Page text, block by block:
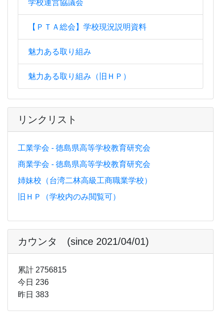
学校運営協議会
【ＰＴＡ総会】学校現況説明資料
魅力ある取り組み
魅力ある取り組み（旧ＨＰ）
リンクリスト
工業学会 - 徳島県高等学校教育研究会
商業学会 - 徳島県高等学校教育研究会
姉妹校（台湾二林高級工商職業学校）
旧ＨＰ（学校内のみ閲覧可）
カウンタ (since 2021/04/01)
累計 2756815
今日 236
昨日 383